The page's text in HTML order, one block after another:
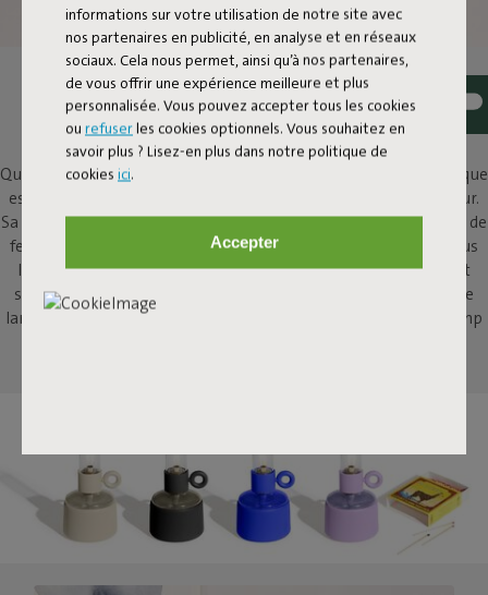
informations sur votre utilisation de notre site avec
nos partenaires en publicité, en analyse et en réseaux
sociaux. Cela nous permet, ainsi qu’à nos partenaires,
de vous offrir une expérience meilleure et plus
personnalisée. Vous pouvez accepter tous les cookies
ou refuserles cookies optionnels. Vous souhaitez en
savoir plus ? Lisez-en plus dans notre politique de
cookies ici.
Accepter
ALLUMER LE FEU À VOTRE
TABLE
Qui n'apprécie pas de se rassembler autour d'un feu ? Flamtastique
est la cheminée au bioéthanol surdimensionnée pour l'extérieur.
Sa petite sœur, Flamtastique XS, apporte cette même ambiance de
feu de camp à l'intérieur, à votre table. Pour ajouter un petit plus
lorsque vous partagez un verre ou profitez d'un repas, ou tout
simplement pour regarder ses flammes. Cette puissante petite
lampe à huile d'intérieur encouragera les histoires de feu de camp